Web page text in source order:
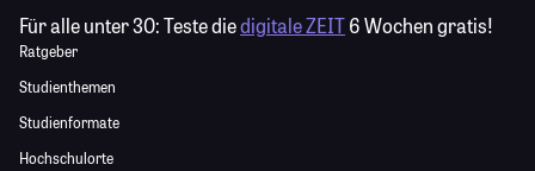
Für alle unter 30:Teste diedigitale ZEIT6 Wochen gratis!
Ratgeber
Studienthemen
Studienformate
Hochschulorte